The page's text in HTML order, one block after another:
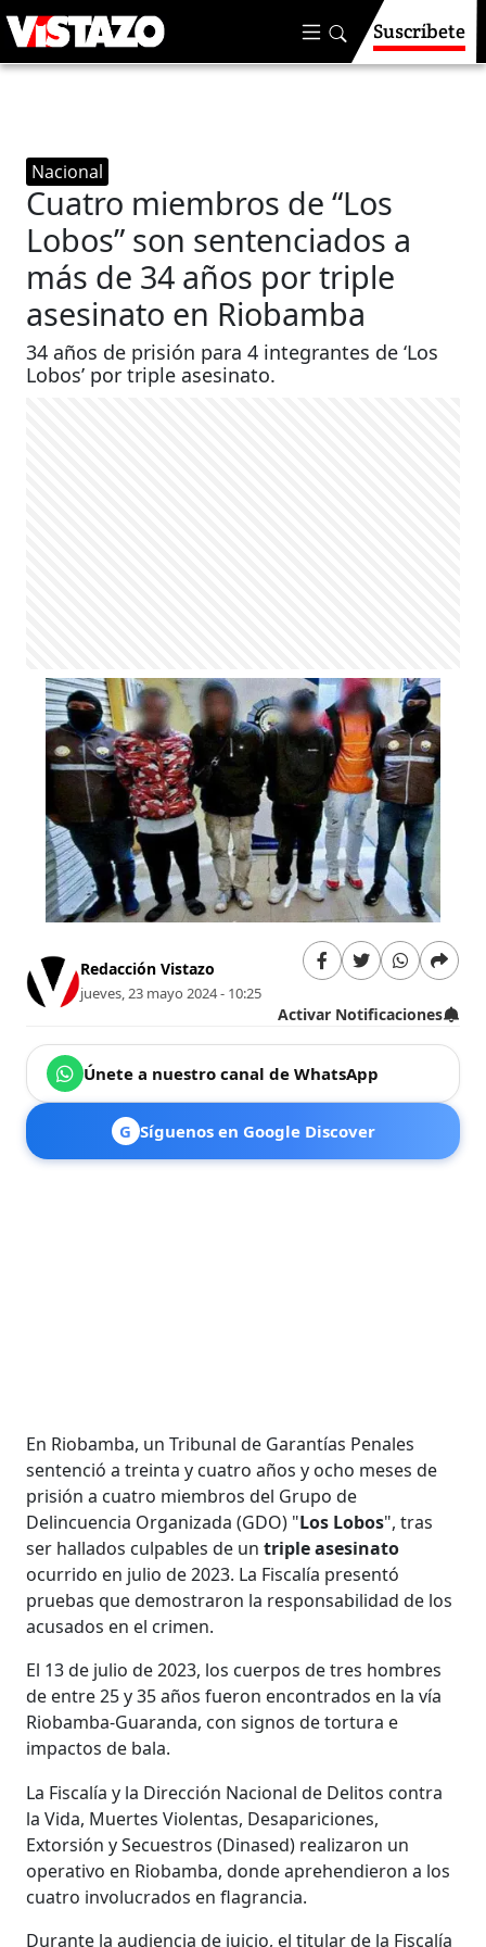
Suscríbete
Nacional
Cuatro miembros de “Los
Lobos” son sentenciados a
más de 34 años por triple
asesinato en Riobamba
34 años de prisión para 4 integrantes de ‘Los
Lobos’ por triple asesinato.
Redacción Vistazo
jueves, 23 mayo 2024 - 10:25
Activar Notificaciones
Únete a nuestro canal de WhatsApp
G Síguenos en Google Discover
En Riobamba, un Tribunal de Garantías Penales
sentenció a treinta y cuatro años y ocho meses de
prisión a cuatro miembros del Grupo de
Delincuencia Organizada (GDO) "Los Lobos", tras
ser hallados culpables de untripleasesinato
ocurrido en julio de 2023. La Fiscalía presentó
pruebas que demostraron la responsabilidad de los
acusados en el crimen.
El 13 de julio de 2023, los cuerpos de tres hombres
de entre 25 y 35 años fueron encontrados en la vía
Riobamba-Guaranda, con signos de tortura e
impactos de bala.
La Fiscalía y la Dirección Nacional de Delitos contra
la Vida, Muertes Violentas, Desapariciones,
Extorsión y Secuestros (Dinased) realizaron un
operativo en Riobamba, donde aprehendieron a los
cuatro involucrados en flagrancia​​.
Durante la audiencia de juicio, el titular de la Fiscalía